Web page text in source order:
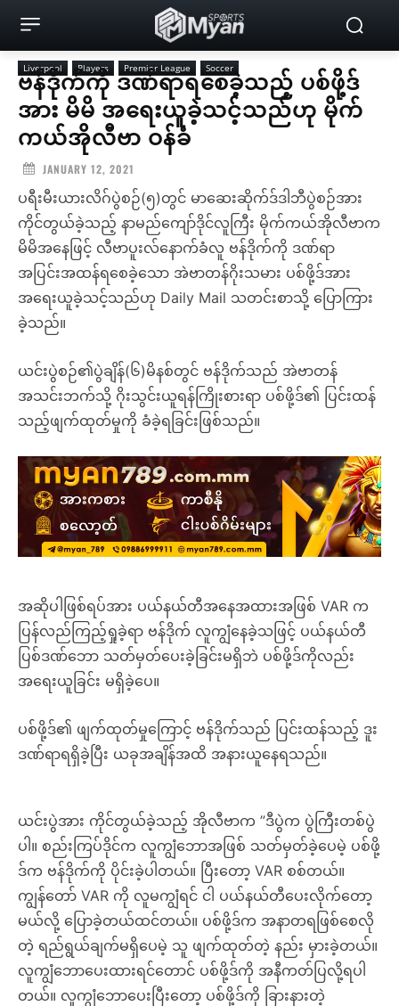
Liverpool Players Premier League Soccer
ဗန်ဒိုက်ကို ဒဏ်ရာရစေခဲ့သည့် ပစ်ဖို့ဒ်
အား မိမိ အရေးယူခဲ့သင့်သည်ဟု မိုက်
ကယ်အိုလီဗာ ဝန်ခံ
JANUARY 12, 2021
ပရီးမီးယားလိဂ်ပွဲစဉ်(၅)တွင် မာဆေးဆိုက်ဒ်ဒါဘီပွဲစဉ်အား
ကိုင်တွယ်ခဲ့သည့် နာမည်ကျော်ဒိုင်လူကြီး မိုက်ကယ်အိုလီဗာက
မိမိအနေဖြင့် လီဗာပူးလ်နောက်ခံလူ ဗန်ဒိုက်ကို ဒဏ်ရာ
အပြင်းအထန်ရစေခဲ့သော အဲဗာတန်ဂိုးသမား ပစ်ဖို့ဒ်အား
အရေးယူခဲ့သင့်သည်ဟု Daily Mail သတင်းစာသို့ ပြောကြား
ခဲ့သည်။
ယင်းပွဲစဉ်၏ပွဲချိန်(၆)မိနစ်တွင် ဗန်ဒိုက်သည် အဲဗာတန်
အသင်းဘက်သို့ ဂိုးသွင်းယူရန်ကြိုးစားရာ ပစ်ဖို့ဒ်၏ ပြင်းထန်
သည့်ဖျက်ထုတ်မှုကို ခံခဲ့ရခြင်းဖြစ်သည်။
အဆိုပါဖြစ်ရပ်အား ပယ်နယ်တီအနေအထားအဖြစ် VAR က
ပြန်လည်ကြည့်ရှုခဲ့ရာ ဗန်ဒိုက် လူကျွံနေခဲ့သဖြင့် ပယ်နယ်တီ
ပြစ်ဒဏ်ဘော သတ်မှတ်ပေးခဲ့ခြင်းမရှိဘဲ ပစ်ဖို့ဒ်ကိုလည်း
အရေးယူခြင်း မရှိခဲ့ပေ။
ပစ်ဖို့ဒ်၏ ဖျက်ထုတ်မှုကြောင့် ဗန်ဒိုက်သည် ပြင်းထန်သည့် ဒူး
ဒဏ်ရာရရှိခဲ့ပြီး ယခုအချိန်အထိ အနားယူနေရသည်။
ယင်းပွဲအား ကိုင်တွယ်ခဲ့သည့် အိုလီဗာက ”ဒီပွဲက ပွဲကြီးတစ်ပွဲ
ပါ။ စည်းကြပ်ဒိုင်က လူကျွံဘောအဖြစ် သတ်မှတ်ခဲ့ပေမဲ့ ပစ်ဖို့
ဒ်က ဗန်ဒိုက်ကို ပိုင်းခဲ့ပါတယ်။ ပြီးတော့ VAR စစ်တယ်။
ကျွန်တော် VAR ကို လူမကျွံရင် ငါ ပယ်နယ်တီပေးလိုက်တော့
မယ်လို့ ပြောခဲ့တယ်ထင်တယ်။ ပစ်ဖို့ဒ်က အနာတရဖြစ်စေလို
တဲ့ ရည်ရွယ်ချက်မရှိပေမဲ့ သူ ဖျက်ထုတ်တဲ့ နည်း မှားခဲ့တယ်။
လူကျွံဘောပေးထားရင်တောင် ပစ်ဖို့ဒ်ကို အနီကတ်ပြလို့ရပါ
တယ်။ လူကျွံဘောပေးပြီးတော့ ပစ်ဖို့ဒ်ကို ခြားနားတဲ့